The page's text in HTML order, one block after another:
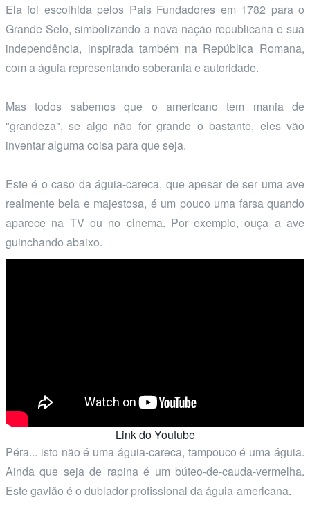
Ela foi escolhida pelos Pais Fundadores em 1782 para o
Grande Selo, simbolizando a nova nação republicana e sua
independência, inspirada também na República Romana,
com a águia representando soberania e autoridade.
Mas todos sabemos que o americano tem mania de
"grandeza", se algo não for grande o bastante, eles vão
inventar alguma coisa para que seja.
Este é o caso da águia-careca, que apesar de ser uma ave
realmente bela e majestosa, é um pouco uma farsa quando
aparece na TV ou no cinema. Por exemplo, ouça a ave
guinchando abaixo.
Link do Youtube
Péra... isto não é uma águia-careca, tampouco é uma águia.
Ainda que seja de rapina é um búteo-de-cauda-vermelha.
Este gavião é o dublador profissional da águia-americana.